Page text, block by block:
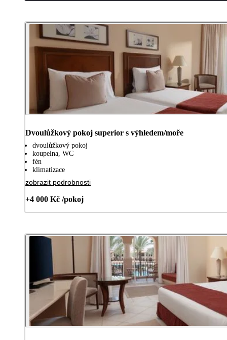
Dvoulůžkový pokoj superior s výhledem/moře
dvoulůžkový pokoj
koupelna, WC
fén
klimatizace
zobrazit podrobnosti
+4 000 Kč /pokoj